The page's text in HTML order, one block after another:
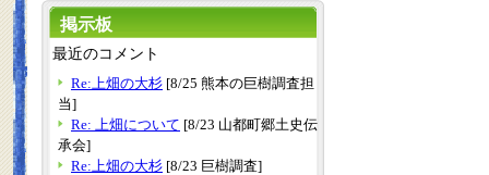
掲示板
最近のコメント
Re:上畑の大杉 [8/25 熊本の巨樹調査担
当]
Re: 上畑について [8/23 山都町郷土史伝
承会]
Re:上畑の大杉 [8/23 巨樹調査]